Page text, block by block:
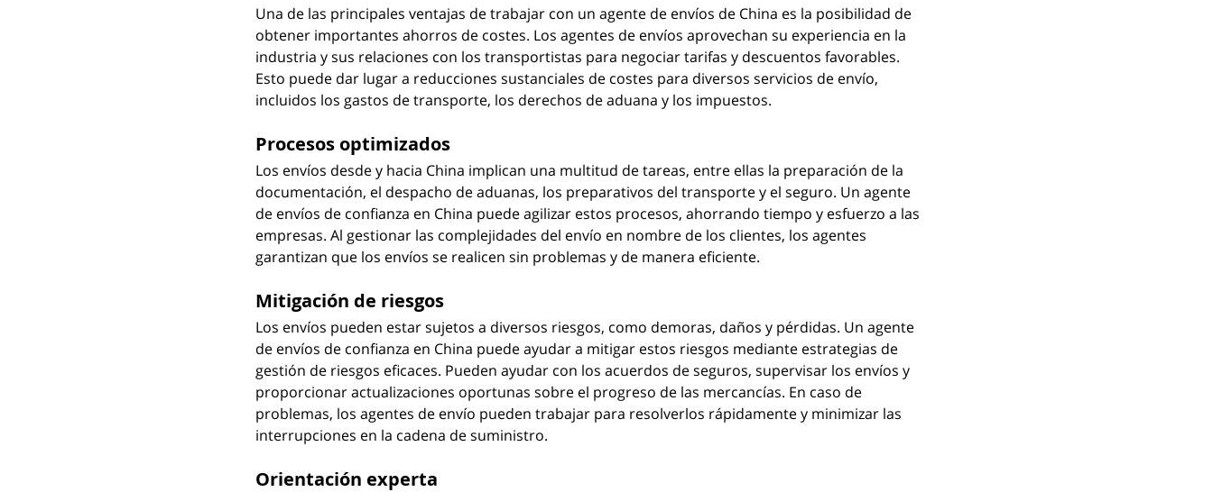
Una de las principales ventajas de trabajar con un agente de envíos de China es la posibilidad de
obtener importantes ahorros de costes. Los agentes de envíos aprovechan su experiencia en la
industria y sus relaciones con los transportistas para negociar tarifas y descuentos favorables.
Esto puede dar lugar a reducciones sustanciales de costes para diversos servicios de envío,
incluidos los gastos de transporte, los derechos de aduana y los impuestos.
Procesos optimizados
Los envíos desde y hacia China implican una multitud de tareas, entre ellas la preparación de la
documentación, el despacho de aduanas, los preparativos del transporte y el seguro. Un agente
de envíos de confianza en China puede agilizar estos procesos, ahorrando tiempo y esfuerzo a las
empresas. Al gestionar las complejidades del envío en nombre de los clientes, los agentes
garantizan que los envíos se realicen sin problemas y de manera eficiente.
Mitigación de riesgos
Los envíos pueden estar sujetos a diversos riesgos, como demoras, daños y pérdidas. Un agente
de envíos de confianza en China puede ayudar a mitigar estos riesgos mediante estrategias de
gestión de riesgos eficaces. Pueden ayudar con los acuerdos de seguros, supervisar los envíos y
proporcionar actualizaciones oportunas sobre el progreso de las mercancías. En caso de
problemas, los agentes de envío pueden trabajar para resolverlos rápidamente y minimizar las
interrupciones en la cadena de suministro.
Orientación experta